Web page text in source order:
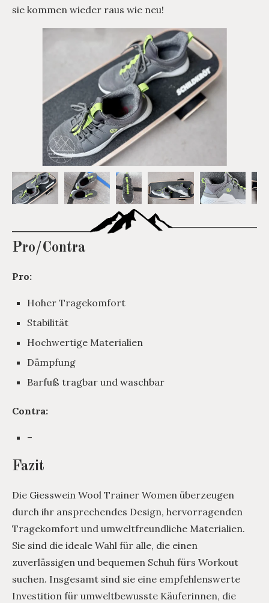
sie kommen wieder raus wie neu!
Pro/Contra
Pro:
Hoher Tragekomfort
Stabilität
Hochwertige Materialien
Dämpfung
Barfuß tragbar und waschbar
Contra:
–
Fazit
Die Giesswein Wool Trainer Women überzeugen
durch ihr ansprechendes Design, hervorragenden
Tragekomfort und umweltfreundliche Materialien.
Sie sind die ideale Wahl für alle, die einen
zuverlässigen und bequemen Schuh fürs Workout
suchen. Insgesamt sind sie eine empfehlenswerte
Investition für umweltbewusste Käuferinnen, die